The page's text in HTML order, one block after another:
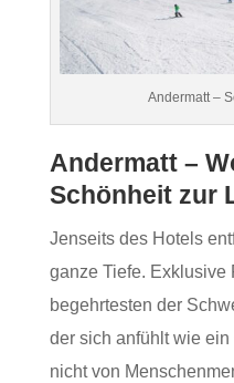
Andermatt –
Andermatt –
Schönheit zur
Jenseits des Hotels
ganze Tiefe. Exklusive
begehrtesten der
der sich anfühlt wie
nicht von